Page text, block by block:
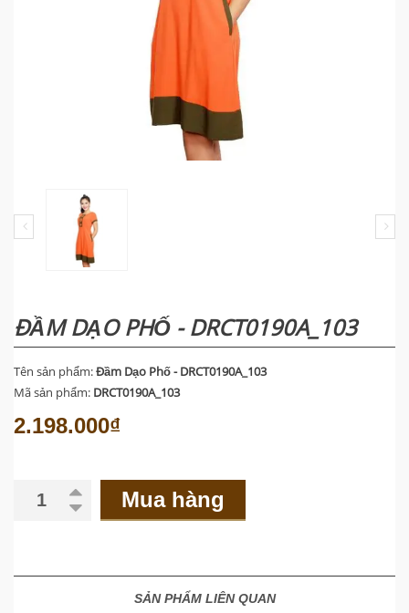
ĐẦM DẠO PHỐ - DRCT0190A_103
Tên sản phẩm:Đầm Dạo Phố - DRCT0190A_103
Mã sản phẩm: DRCT0190A_103
2.198.000₫
Mua hàng
SẢN PHẨM LIÊN QUAN